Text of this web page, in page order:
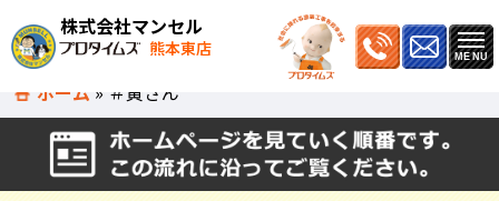
株式会社マンセル
熊本東店
ホーム » ＃寅さん